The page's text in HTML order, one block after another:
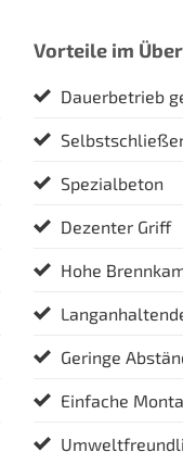
Vorteile im
Dauerbetrieb
Spezialbeton
Dezenter Griff
Hohe
Geringe
Einfache